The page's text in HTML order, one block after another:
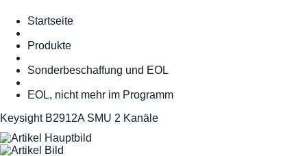
Startseite
Produkte
Sonderbeschaffung und EOL
EOL, nicht mehr im Programm
Keysight B2912A SMU 2 Kanäle